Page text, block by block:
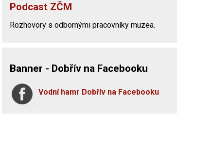
Podcast ZČM
Rozhovory s odbornými pracovníky muzea.
Banner - Dobřív na Facebooku
Vodní hamr Dobřív na Facebooku